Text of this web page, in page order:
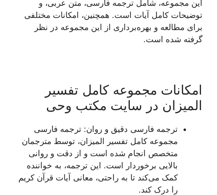
این مجموعه، شامل ترجمه فارسی، متن عربی، و
توضیحات کامل آیات است. همچنین، امکانات مختلفی
برای مطالعه و بهره‌برداری از این مجموعه در نظر
گرفته شده است.
امکانات مجموعه کامل تفسیر
المیزان در سایت مکتب وحی
ترجمه فارسی دقیق و روان: ترجمه فارسی
مجموعه کامل تفسیر المیزان، توسط مترجمان
متخصص انجام شده است و از دقت و روانی
بالایی برخوردار است. این ترجمه، به خواننده
کمک می‌کند تا به راحتی، معانی آیات قرآن کریم
را درک کند.